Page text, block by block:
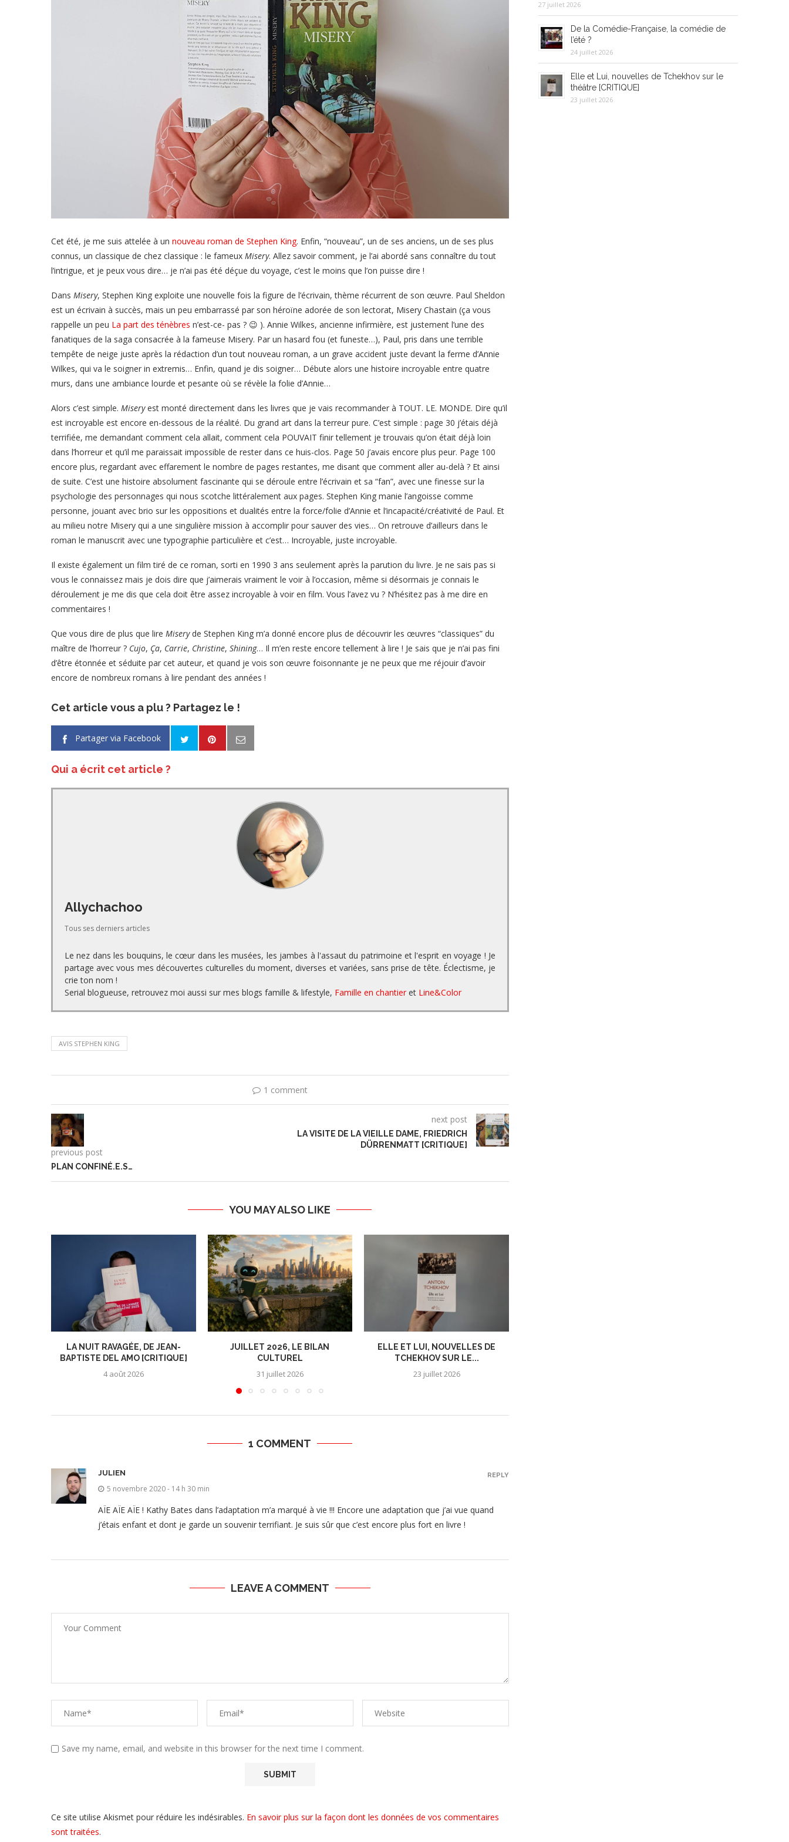
Cet été, je me suis attelée à un nouveau roman de Stephen King. Enfin, “nouveau”, un de ses anciens, un de ses plus
connus, un classique de chez classique : le fameux Misery. Allez savoir comment, je l’ai abordé sans connaître du tout
l’intrigue, et je peux vous dire… je n’ai pas été déçue du voyage, c’est le moins que l’on puisse dire !
Dans Misery, Stephen King exploite une nouvelle fois la figure de l’écrivain, thème récurrent de son œuvre. Paul Sheldon
est un écrivain à succès, mais un peu embarrassé par son héroïne adorée de son lectorat, Misery Chastain (ça vous
rappelle un peu La part des ténèbres n’est-ce- pas ? 😉 ). Annie Wilkes, ancienne infirmière, est justement l’une des
fanatiques de la saga consacrée à la fameuse Misery. Par un hasard fou (et funeste…), Paul, pris dans une terrible
tempête de neige juste après la rédaction d’un tout nouveau roman, a un grave accident juste devant la ferme d’Annie
Wilkes, qui va le soigner in extremis… Enfin, quand je dis soigner… Débute alors une histoire incroyable entre quatre
murs, dans une ambiance lourde et pesante où se révèle la folie d’Annie…
Alors c’est simple. Miseryest monté directement dans les livres que je vais recommander à TOUT. LE. MONDE. Dire qu’il
est incroyable est encore en-dessous de la réalité. Du grand art dans la terreur pure. C’est simple : page 30 j’étais déjà
terrifiée, me demandant comment cela allait, comment cela POUVAIT finir tellement je trouvais qu’on était déjà loin
dans l’horreur et qu’il me paraissait impossible de rester dans ce huis-clos. Page 50 j’avais encore plus peur. Page 100
encore plus, regardant avec effarement le nombre de pages restantes, me disant que comment aller au-delà ? Et ainsi
de suite. C’est une histoire absolument fascinante qui se déroule entre l’écrivain et sa “fan”, avec une finesse sur la
psychologie des personnages qui nous scotche littéralement aux pages. Stephen King manie l’angoisse comme
personne, jouant avec brio sur les oppositions et dualités entre la force/folie d’Annie et l’incapacité/créativité de Paul. Et
au milieu notre Misery qui a une singulière mission à accomplir pour sauver des vies… On retrouve d’ailleurs dans le
roman le manuscrit avec une typographie particulière et c’est… Incroyable, juste incroyable.
Il existe également un film tiré de ce roman, sorti en 1990 3 ans seulement après la parution du livre. Je ne sais pas si
vous le connaissez mais je dois dire que j’aimerais vraiment le voir à l’occasion, même si désormais je connais le
déroulement je me dis que cela doit être assez incroyable à voir en film. Vous l’avez vu ? N’hésitez pas à me dire en
commentaires !
Que vous dire de plus que lire Miseryde Stephen King m’a donné encore plus de découvrir les œuvres “classiques” du
maître de l’horreur ? Cujo, Ça, Carrie, Christine, Shining… Il m’en reste encore tellement à lire ! Je sais que je n’ai pas fini
d’être étonnée et séduite par cet auteur, et quand je vois son œuvre foisonnante je ne peux que me réjouir d’avoir
encore de nombreux romans à lire pendant des années !
Cet article vous a plu ? Partagez le !
Partager via Facebook
Qui a écrit cet article ?
Allychachoo
Tous ses derniers articles
Le nez dans les bouquins, le cœur dans les musées, les jambes à l'assaut du patrimoine et l'esprit en voyage ! Je
partage avec vous mes découvertes culturelles du moment, diverses et variées, sans prise de tête. Éclectisme, je
crie ton nom !
Serial blogueuse, retrouvez moi aussi sur mes blogs famille & lifestyle, Famille en chantier et Line&Color
AVIS STEPHEN KING
1 comment
previous post
PLAN CONFINÉ.E.S…
next post
LA VISITE DE LA VIEILLE DAME, FRIEDRICH
DÜRRENMATT [CRITIQUE]
YOU MAY ALSO LIKE
LA NUIT RAVAGÉE, DE JEAN-
BAPTISTE DEL AMO [CRITIQUE]
4 août 2026
JUILLET 2026, LE BILAN
CULTUREL
31 juillet 2026
ELLE ET LUI, NOUVELLES DE
TCHEKHOV SUR LE...
23 juillet 2026
1 COMMENT
JULIEN
5 novembre 2020 - 14 h 30 min
AÏE AÏE AÏE ! Kathy Bates dans l’adaptation m’a marqué à vie !!! Encore une adaptation que j’ai vue quand
j’étais enfant et dont je garde un souvenir terrifiant. Je suis sûr que c’est encore plus fort en livre !
REPLY
LEAVE A COMMENT
Save my name, email, and website in this browser for the next time I comment.
Ce site utilise Akismet pour réduire les indésirables. En savoir plus sur la façon dont les données de vos commentaires
sont traitées.
27 juillet 2026
De la Comédie-Française, la comédie de
l’été ?
24 juillet 2026
Elle et Lui, nouvelles de Tchekhov sur le
théâtre [CRITIQUE]
23 juillet 2026